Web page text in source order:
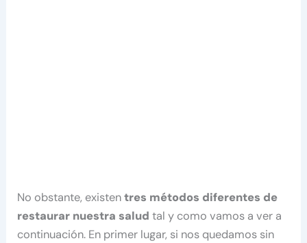
No obstante, existentres métodos diferentes de
restaurar nuestra salud tal y como vamos a ver a
continuación. En primer lugar, si nos quedamos sin